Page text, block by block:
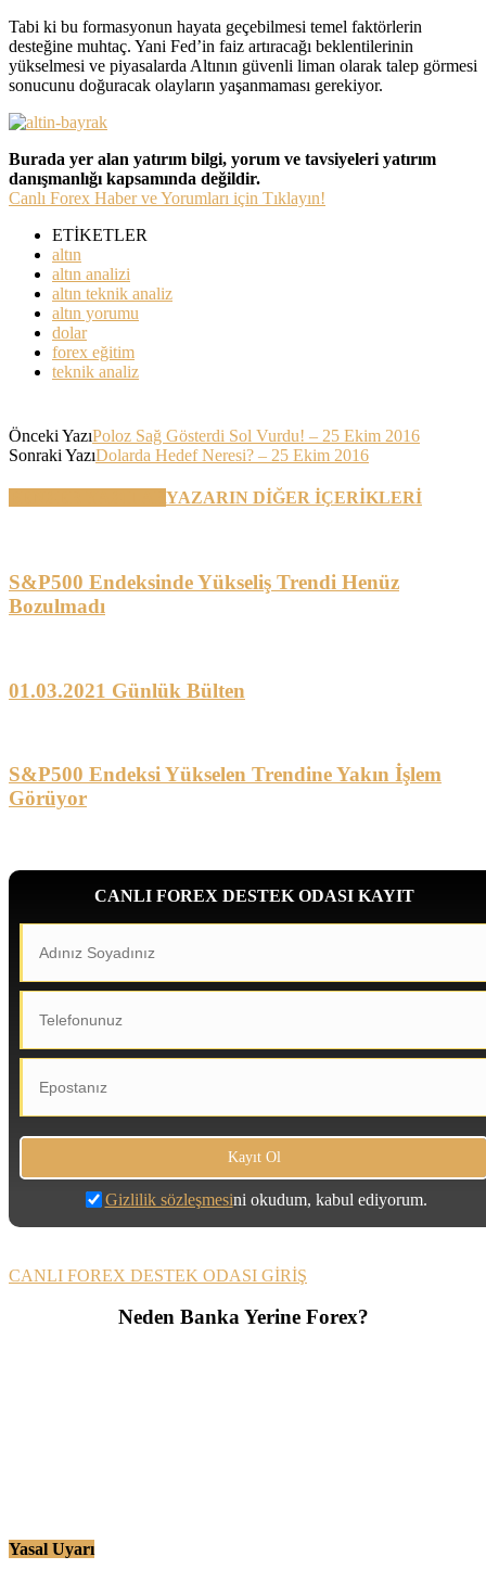
Tabi ki bu formasyonun hayata geçebilmesi temel faktörlerin
desteğine muhtaç. Yani Fed’in faiz artıracağı beklentilerinin
yükselmesi ve piyasalarda Altının güvenli liman olarak talep görmesi
sonucunu doğuracak olayların yaşanmaması gerekiyor.
Burada yer alan yatırım bilgi, yorum ve tavsiyeleri yatırım
danışmanlığı kapsamında değildir.
Canlı Forex Haber ve Yorumları için Tıklayın!
ETİKETLER
altın
altın analizi
altın teknik analiz
altın yorumu
dolar
forex eğitim
teknik analiz
Önceki YazıPoloz Sağ Gösterdi Sol Vurdu! – 25 Ekim 2016
Sonraki YazıDolarda Hedef Neresi? – 25 Ekim 2016
YAZARIN DİĞER İÇERİKLERİ
S&P500 Endeksinde Yükseliş Trendi Henüz
Bozulmadı
01.03.2021 Günlük Bülten
S&P500 Endeksi Yükselen Trendine Yakın İşlem
Görüyor
CANLI FOREX DESTEK ODASI KAYIT
Gizlilik sözleşmesini okudum, kabul ediyorum.
CANLI FOREX DESTEK ODASI GİRİŞ
Neden Banka Yerine Forex?
Yasal Uyarı